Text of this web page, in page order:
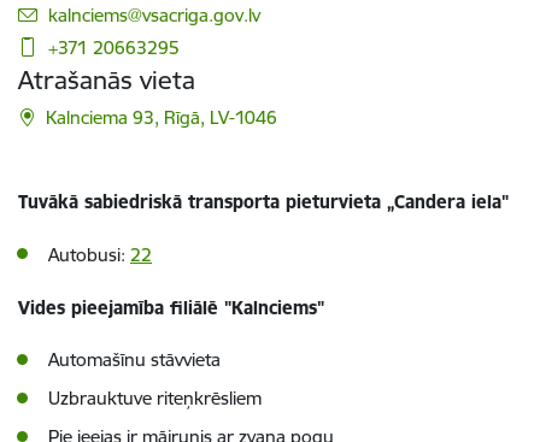
E-pasts:
kalnciems@vsacriga.gov.lv
+371 20663295
Atrašanās vieta
Kalnciema 93, Rīgā, LV-1046
Tuvākā sabiedriskā transporta pieturvieta „Candera iela"
Autobusi: 22
Vides pieejamība filiālē "Kalnciems"
Automašīnu stāvvieta
Uzbrauktuve riteņkrēsliem
Pie ieejas ir mājrunis ar zvana pogu